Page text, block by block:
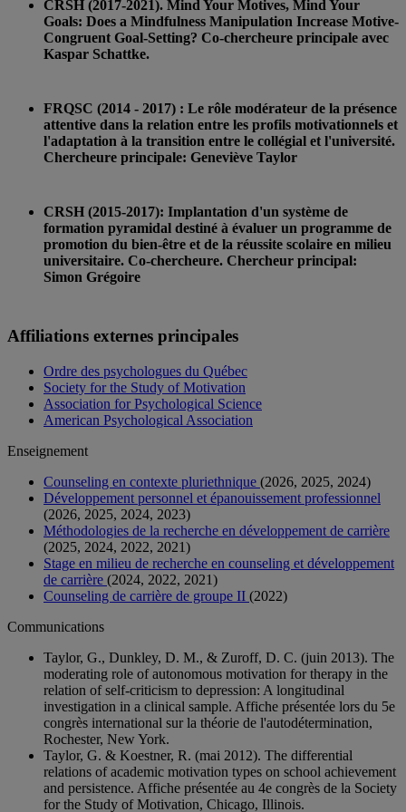
CRSH (2017-2021). Mind Your Motives, Mind Your
Goals: Does a Mindfulness Manipulation Increase Motive-
Congruent Goal-Setting? Co-chercheure principale avec
Kaspar Schattke.
FRQSC (2014 - 2017) : Le rôle modérateur de la présence
attentive dans la relation entre les profils motivationnels et
l'adaptation à la transition entre le collégial et l'université.
Chercheure principale: Geneviève Taylor
CRSH (2015-2017): Implantation d'un système de
formation pyramidal destiné à évaluer un programme de
promotion du bien-être et de la réussite scolaire en milieu
universitaire. Co-chercheure. Chercheur principal:
Simon Grégoire
Affiliations externes principales
Ordre des psychologues du Québec
Society for the Study of Motivation
Association for Psychological Science
American Psychological Association
Enseignement
Counseling en contexte pluriethnique (2026, 2025, 2024)
Développement personnel et épanouissement professionnel
(2026, 2025, 2024, 2023)
Méthodologies de la recherche en développement de carrière
(2025, 2024, 2022, 2021)
Stage en milieu de recherche en counseling et développement
de carrière (2024, 2022, 2021)
Counseling de carrière de groupe II (2022)
Communications
Taylor, G., Dunkley, D. M., & Zuroff, D. C. (juin 2013). The
moderating role of autonomous motivation for therapy in the
relation of self-criticism to depression: A longitudinal
investigation in a clinical sample. Affiche présentée lors du 5e
congrès international sur la théorie de l'autodétermination,
Rochester, New York.
Taylor, G. & Koestner, R. (mai 2012). The differential
relations of academic motivation types on school achievement
and persistence. Affiche présentée au 4e congrès de la Society
for the Study of Motivation, Chicago, Illinois.